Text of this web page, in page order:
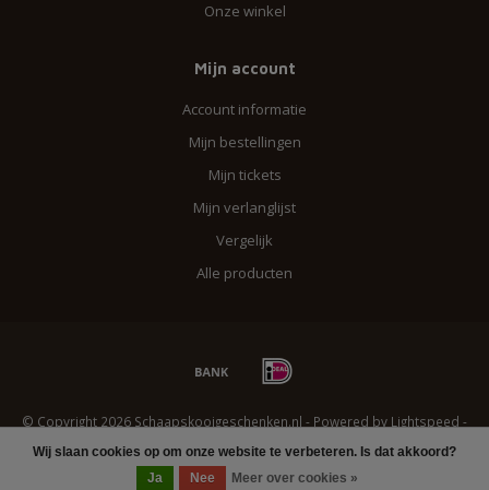
Wij slaan cookies op om onze website te verbeteren. Is dat akkoord?
Ja
Nee Meer over cookies »
Onze winkel
Mijn account
Account informatie
Mijn bestellingen
Mijn tickets
Mijn verlanglijst
Vergelijk
Alle producten
© Copyright 2026 Schaapskooigeschenken.nl - Powered by Lightspeed -
Lightspeed designbyDyvelopment